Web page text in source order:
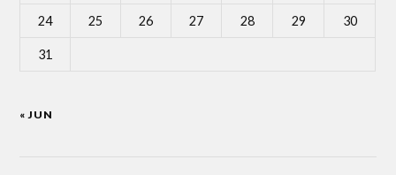
24 25 26 27 28 29 30
31
« JUN